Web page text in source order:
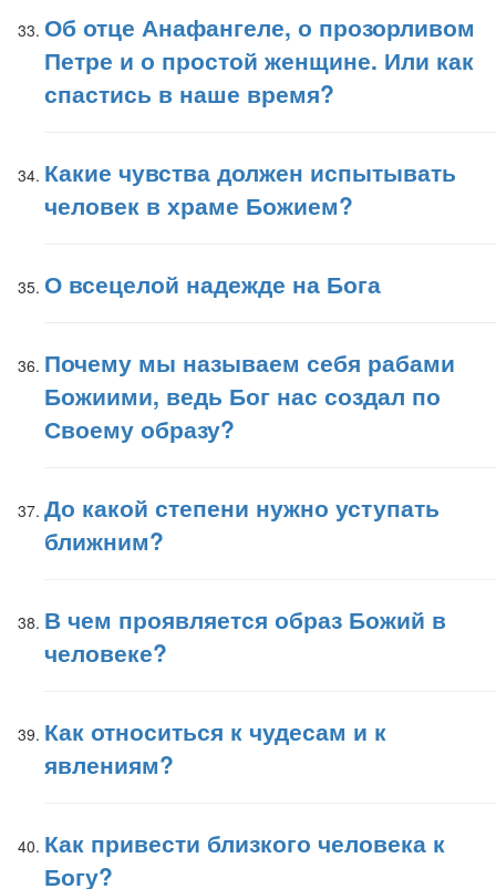
Об отце Анафангеле, о прозорливом
Петре и о простой женщине. Или как
спастись в наше время?
Какие чувства должен испытывать
человек в храме Божием?
О всецелой надежде на Бога
Почему мы называем себя рабами
Божиими, ведь Бог нас создал по
Своему образу?
До какой степени нужно уступать
ближним?
В чем проявляется образ Божий в
человеке?
Как относиться к чудесам и к
явлениям?
Как привести близкого человека к
Богу?